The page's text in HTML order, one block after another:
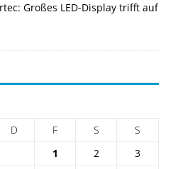
Großes LED-Display trifft auf
D F S
S
1
2
3